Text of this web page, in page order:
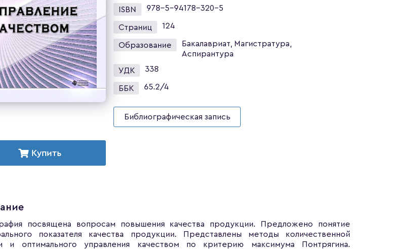
Купить
ISBN 978-5-94178-320-5
Страниц 124
Образование
Бакалавриат, Магистратура,
Аспирантура
УДК 338
ББК 65.2/4
Библиографическая запись
посвящена вопросам повышения качества продукции. Предложено понятие
показателя качества продукции. Представлены методы количественной
и оптимального управления качеством по критерию максимума Понтрягина.